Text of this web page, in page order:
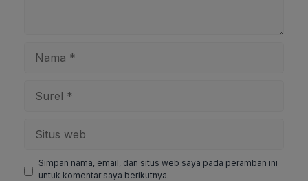
web
Simpan nama, email, dan situs web saya pada peramban ini
untuk komentar saya berikutnya.